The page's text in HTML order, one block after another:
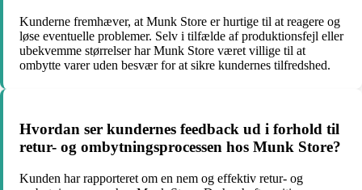
Kunderne fremhæver, at Munk Store er hurtige til at reagere og
løse eventuelle problemer. Selv i tilfælde af produktionsfejl eller
ubekvemme størrelser har Munk Store været villige til at
ombytte varer uden besvær for at sikre kundernes tilfredshed.
Hvordan ser kundernes feedback ud i forhold til
retur- og ombytningsprocessen hos Munk Store?
Kunden har rapporteret om en nem og effektiv retur- og